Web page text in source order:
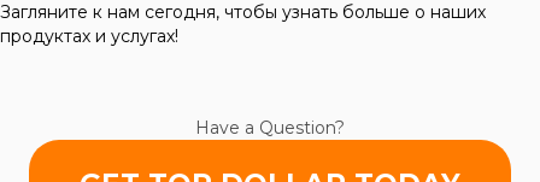
Загляните к нам сегодня, чтобы узнать больше о наших
продуктах и услугах!
Have a Question?